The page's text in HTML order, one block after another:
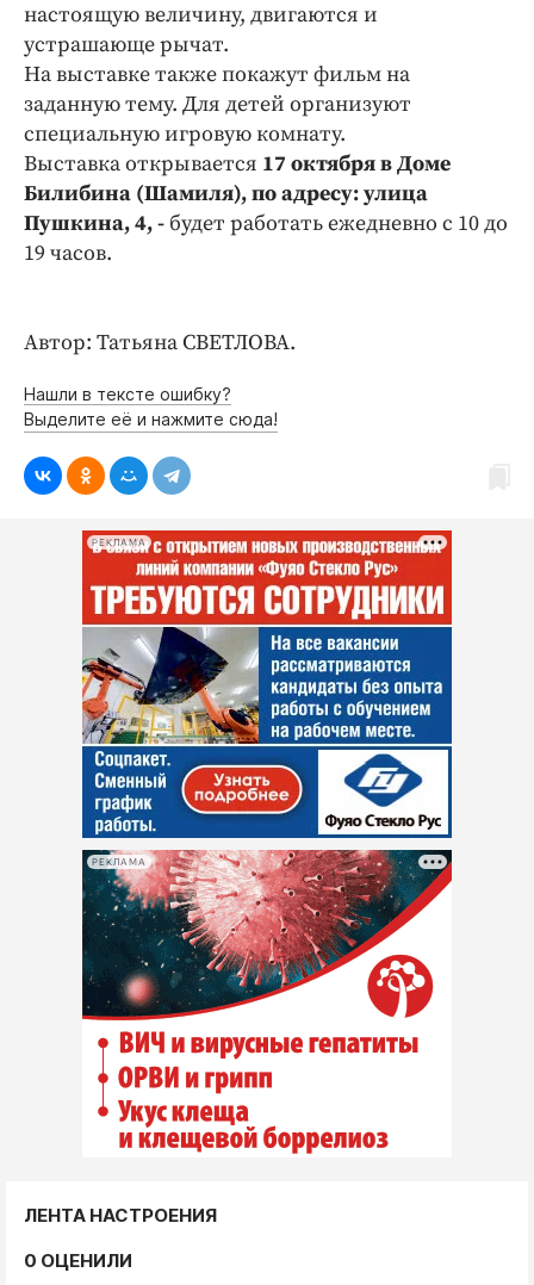
Экономика и бизнес
ПРОЕКТЫ
Блоги
Издания
Медиаперсона
Интересное чтиво
Клиника года
Работодатель года
настоящую величину, двигаются и
устрашающе рычат.
На выставке также покажут фильм на
заданную тему. Для детей организуют
специальную игровую комнату.
Выставка открывается 17 октября в Доме
Билибина (Шамиля), по адресу: улица
Пушкина, 4, - будет работать ежедневно с 10 до
19 часов.
Автор: Татьяна СВЕТЛОВА.
Нашли в тексте ошибку?
Выделите её и нажмите сюда!
РЕКЛАМА
РЕКЛАМА
ЛЕНТА НАСТРОЕНИЯ
0 ОЦЕНИЛИ